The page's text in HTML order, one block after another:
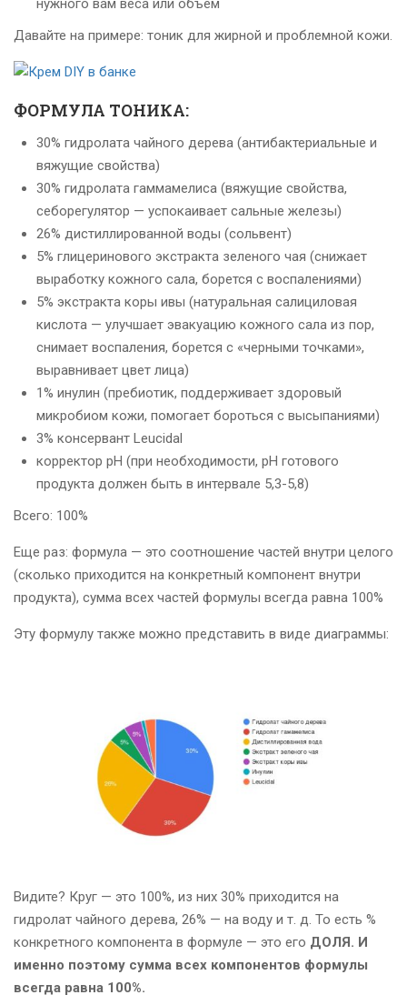
Давайте на примере: тоник для жирной и проблемной кожи.
ФОРМУЛА ТОНИКА:
30% гидролата чайного дерева (антибактериальные и
вяжущие свойства)
30% гидролата гаммамелиса (вяжущие свойства,
себорегулятор — успокаивает сальные железы)
26% дистиллированной воды (сольвент)
5% глицеринового экстракта зеленого чая (снижает
выработку кожного сала, борется с воспалениями)
5% экстракта коры ивы (натуральная салициловая
кислота — улучшает эвакуацию кожного сала из пор,
снимает воспаления, борется с «черными точками»,
выравнивает цвет лица)
1% инулин (пребиотик, поддерживает здоровый
микробиом кожи, помогает бороться с высыпаниями)
3% консервант Leucidal
корректор рН (при необходимости, рН готового
продукта должен быть в интервале 5,3-5,8)
Всего: 100%
Еще раз: формула — это соотношение частей внутри целого
(сколько приходится на конкретный компонент внутри
продукта), сумма всех частей формулы всегда равна 100%
Эту формулу также можно представить в виде диаграммы:
Видите? Круг — это 100%, из них 30% приходится на
гидролат чайного дерева, 26% — на воду и т. д. То есть %
конкретного компонента в формуле — это его ДОЛЯ. И
именно поэтому сумма всех компонентов формулы
всегда равна 100%.